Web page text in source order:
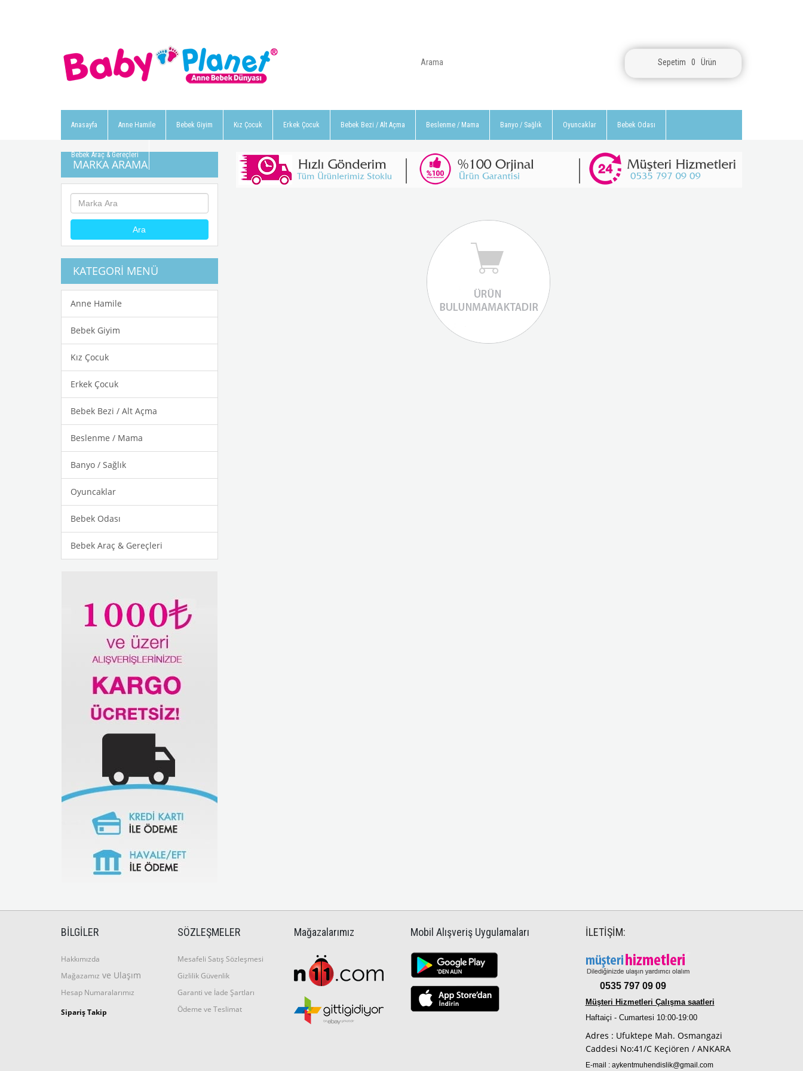
Sepetim 0 Ürün
Anasayfa Anne Hamile Bebek Giyim Kız Çocuk Erkek Çocuk Bebek Bezi / Alt Açma Beslenme / Mama Banyo / Sağlık Oyuncaklar Bebek Odası
Bebek Araç & Gereçleri
MARKA ARAMA
Ara
KATEGORI MENÜ
Anne Hamile
Bebek Giyim
Kız Çocuk
Erkek Çocuk
Bebek Bezi / Alt Açma
Beslenme / Mama
Banyo / Sağlık
Oyuncaklar
Bebek Odası
Bebek Araç & Gereçleri
BİLGİLER
Hakkımızda
Mağazamız ve Ulaşım
Hesap Numaralarımız
Sipariş Takip
SÖZLEŞMELER
Mesafeli Satış Sözleşmesi
Gizlilik Güvenlik
Garanti ve İade Şartları
Ödeme ve Teslimat
Mağazalarımız Mobil Alışveriş Uygulamaları İLETİŞİM:
0535 797 09 09
Müşteri Hizmetleri Çalışma saatleri
Haftaiçi - Cumartesi 10:00-19:00
Adres : Ufuktepe Mah. Osmangazi
Caddesi No:41/C Keçiören / ANKARA
E-mail : aykentmuhendislik@gmail.com